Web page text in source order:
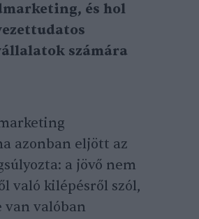
és hol
számára
azonban eljött az
a jövő nem
való kilépésről szól,
van valóban